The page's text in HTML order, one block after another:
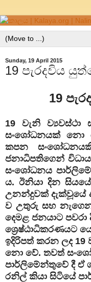
Sunday, 19 April 2015
19 පැරදවිය
19
19 වැනි
සංශෝධනයක් නො
කපන
ජනාධිපතිගෙන්
සංශෝධනය
ය. ඊනියා දින
උනන්දුවක් දැක්වූයේ
ව උතුරු සහ
දෙමළ ජනයාට පවරා
ශ්‍රෙෂ්ඨාධිකරණයට
ඉදිරිපත් කරන ලද
නො වේ. තවත්
පාර්ලිමේන්තුවේ දී ඒ
රනිල් කියා සිටියේ